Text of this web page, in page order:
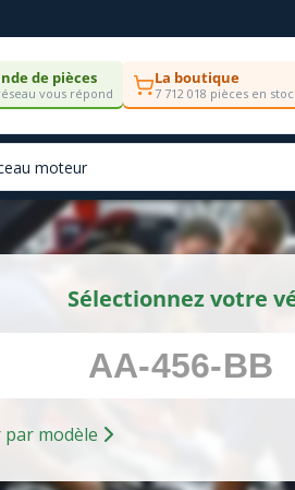
de pièces
vous répond
La boutique
7 712 018 pièces en
Sélectionnez votre
Rechercher par modèle